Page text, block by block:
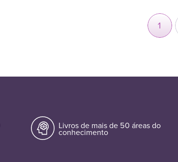
1
Livros de mais de 50 áreas do
conhecimento